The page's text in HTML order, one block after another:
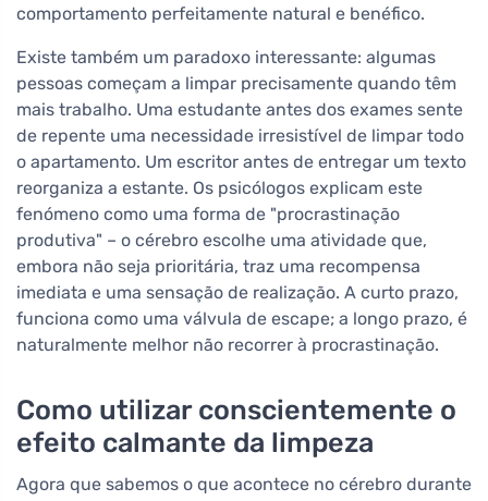
comportamento perfeitamente natural e benéfico.
Existe também um paradoxo interessante: algumas
pessoas começam a limpar precisamente quando têm
mais trabalho. Uma estudante antes dos exames sente
de repente uma necessidade irresistível de limpar todo
o apartamento. Um escritor antes de entregar um texto
reorganiza a estante. Os psicólogos explicam este
fenómeno como uma forma de "procrastinação
produtiva" – o cérebro escolhe uma atividade que,
embora não seja prioritária, traz uma recompensa
imediata e uma sensação de realização. A curto prazo,
funciona como uma válvula de escape; a longo prazo, é
naturalmente melhor não recorrer à procrastinação.
Como utilizar conscientemente o
efeito calmante da limpeza
Agora que sabemos o que acontece no cérebro durante